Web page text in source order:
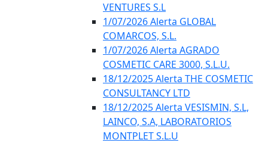
VENTURES S.L
1/07/2026 Alerta GLOBAL
COMARCOS, S.L.
1/07/2026 Alerta AGRADO
COSMETIC CARE 3000, S.L.U.
18/12/2025 Alerta THE COSMETIC
CONSULTANCY LTD
18/12/2025 Alerta VESISMIN, S.L,
LAINCO, S.A, LABORATORIOS
MONTPLET S.L.U